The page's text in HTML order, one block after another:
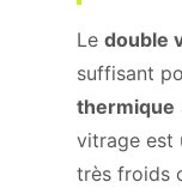
Le double
suffisant
thermique
vitrage est
très froids